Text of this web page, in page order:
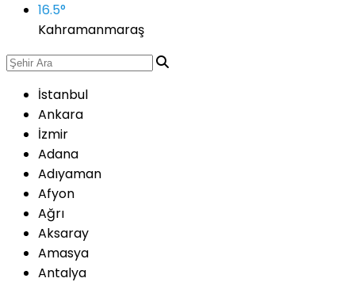
16.5°
Kahramanmaraş
İstanbul
Ankara
İzmir
Adana
Adıyaman
Afyon
Ağrı
Aksaray
Amasya
Antalya